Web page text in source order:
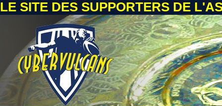
LE SITE DES SUPPORTERS DE